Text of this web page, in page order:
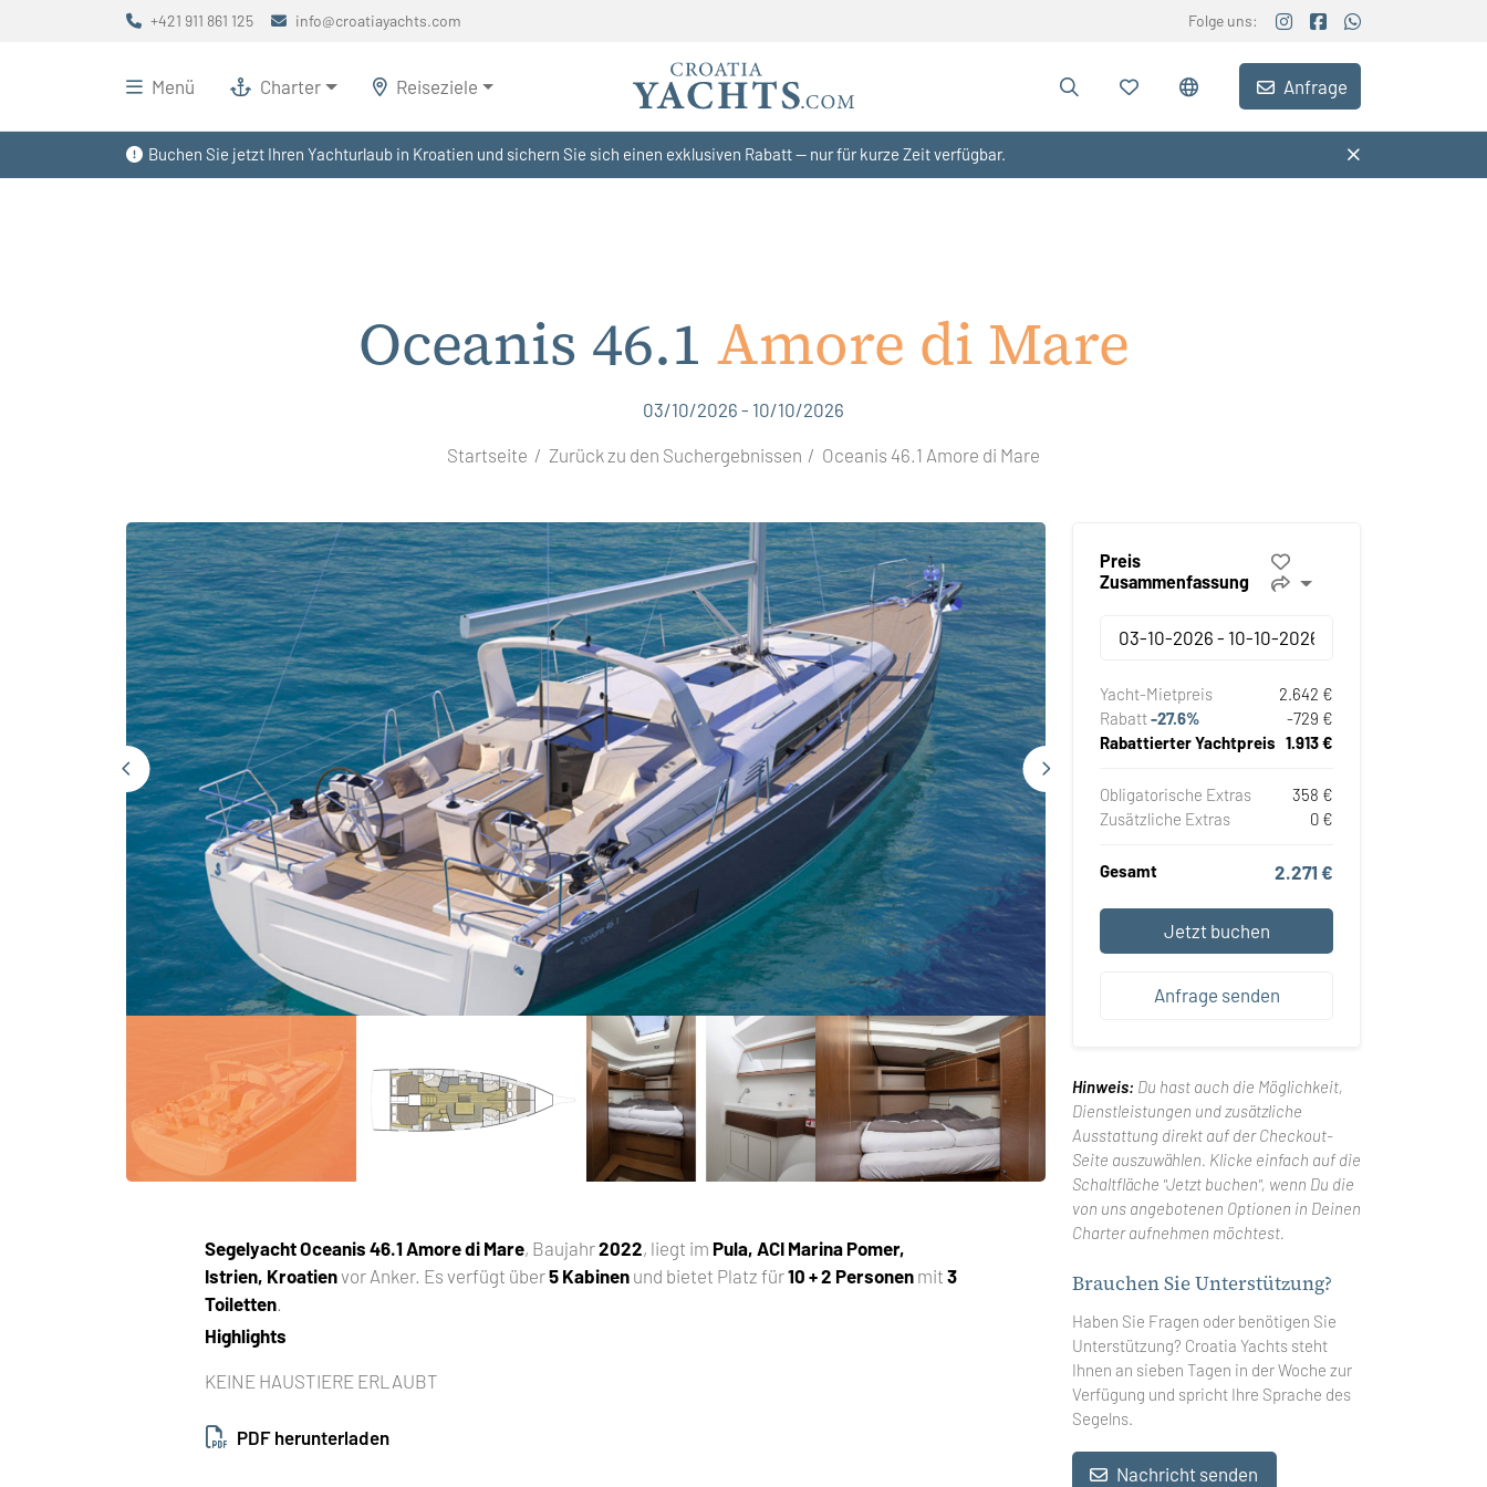
Buchen Sie jetzt Ihren Yachturlaub in Kroatien und sichern Sie sich einen exklusiven Rabatt — nur für kurze Zeit verfügbar.
+421 911 861 125 info@croatiayachts.com Folge uns:
Menü Charter Reiseziele Anfrage
Oceanis 46.1 Amore di Mare
03/10/2026 - 10/10/2026
Startseite Zurück zu den Suchergebnissen Oceanis 46.1 Amore di Mare
SegelyachtOceanis 46.1 Amore di Mare, Baujahr2022, liegt im Pula, ACI Marina Pomer,
Istrien, Kroatienvor Anker. Es verfügt über5 Kabinen und bietet Platz für10 + 2 Personen mit3
Toiletten
Highlights
KEINE HAUSTIERE ERLAUBT
PDF herunterladen
Preis
Zusammenfassung
Yacht-Mietpreis
2.642 €
Rabatt-27.6%
-729 €
Rabattierter Yachtpreis 1.913 €
Obligatorische Extras
358 €
Zusätzliche Extras
0 €
Gesamt 2.271 €
Jetzt buchen
Anfrage senden
Hinweis: Du hast auch die Möglichkeit,
Dienstleistungen und zusätzliche
Ausstattung direkt auf der Checkout-
Seite auszuwählen. Klicke einfach auf die
Schaltfläche "Jetzt buchen", wenn Du die
von uns angebotenen Optionen in Deinen
Charter aufnehmen möchtest.
Brauchen Sie Unterstützung?
Haben Sie Fragen oder benötigen Sie
Unterstützung? Croatia Yachts steht
Ihnen an sieben Tagen in der Woche zur
Verfügung und spricht Ihre Sprache des
Segelns.
Nachricht senden